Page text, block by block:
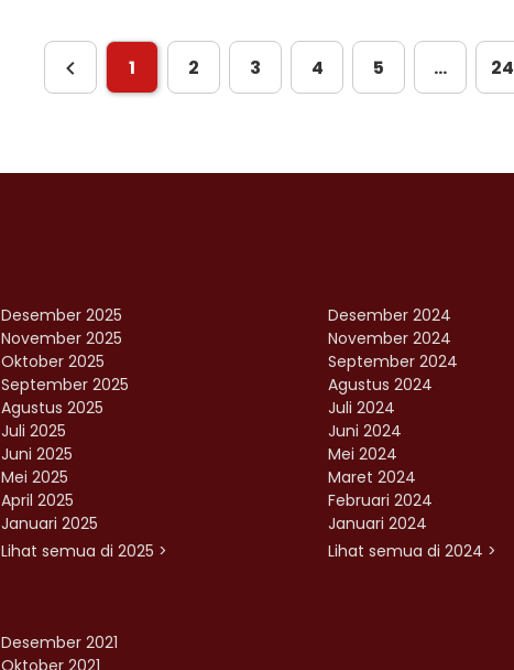
1 2 3 4 5 … 24
Desember 2025
November 2025
Oktober 2025
September 2025
Agustus 2025
Juli 2025
Juni 2025
Mei 2025
April 2025
Januari 2025
Lihat semua di 2025 >
Desember 2024
November 2024
September 2024
Agustus 2024
Juli 2024
Juni 2024
Mei 2024
Maret 2024
Februari 2024
Januari 2024
Lihat semua di 2024 >
Desember 2021
Oktober 2021